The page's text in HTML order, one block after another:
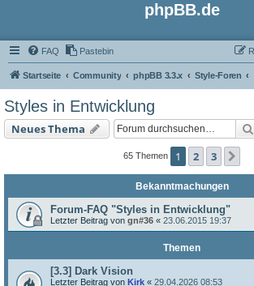
phpBB.de
FAQ Pastebin
Startseite Community phpBB 3.3.x Style-Foren
Styles in Entwicklung
Neues Thema
65 Themen 1 2 3
Bekanntmachungen
Forum-FAQ "Styles in Entwicklung"
Letzter Beitrag von gn#36 « 23.06.2015 19:37
Themen
[3.3] Dark Vision
Letzter Beitrag von Kirk « 29.04.2026 08:53